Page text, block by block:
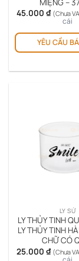
MIỆNG –
45.000 ₫ (Chưa
cái
YÊU CẦU
LY SỨ
LY THỦY TINH
LY THỦY TINH
CHỮ CÓ
25.000 ₫ (Chưa